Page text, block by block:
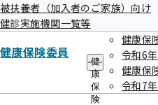
被扶養者（加入者のご家族）向け
健診実施機関一覧等
健康保険委員
健
康
保
険
健康保
令和6
健康保
令和7
提供に当たっては、個人情報
れない形で匿名加工情報を作
ださいますようお願いいたし
匿名加工情報とは、個人
をもって、個人を特定す